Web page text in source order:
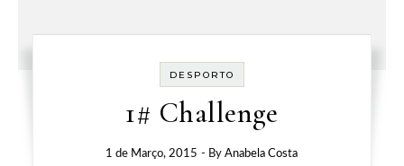
DESPORTO
1# Challenge
1 de Março, 2015 - ByAnabela Costa